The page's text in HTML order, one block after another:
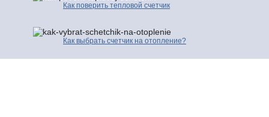
Как поверить тепловой счетчик
Как выбрать счетчик на отопление?